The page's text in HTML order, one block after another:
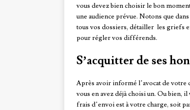
vous devez bien choisir le bon
une audience prévue. Notons que
tous vos dossiers, détailler les griefs
pour régler vos différends.
S’acquitter de ses
Après avoir informé l’avocat de votre
vous en avez déjà choisi un. Ou bien,
frais d’envoi est à votre charge, soit